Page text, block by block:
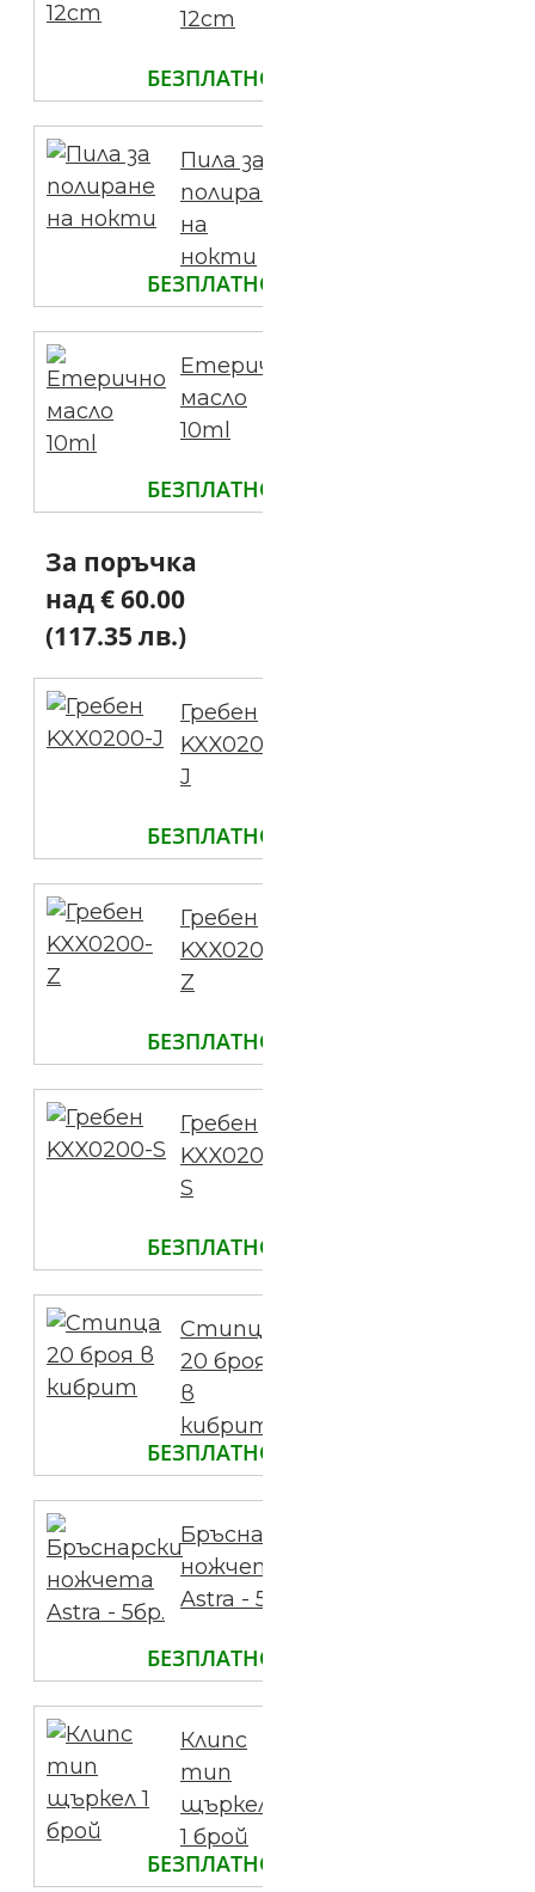
12cm
БЕЗПЛАТНО
Пила за
полиране
на
нокти
БЕЗПЛАТНО
Етерично
масло
10ml
БЕЗПЛАТНО
За поръчка
над € 60.00
(117.35 лв.)
Гребен
KXX0200-
J
БЕЗПЛАТНО
Гребен
KXX0200-
Z
БЕЗПЛАТНО
Гребен
KXX0200-
S
БЕЗПЛАТНО
Стипца
20 броя
в
кибрит
БЕЗПЛАТНО
Бръснарски
ножчета
Astra - 5бр.
БЕЗПЛАТНО
Клипс
тип
щъркел
1 брой
БЕЗПЛАТНО